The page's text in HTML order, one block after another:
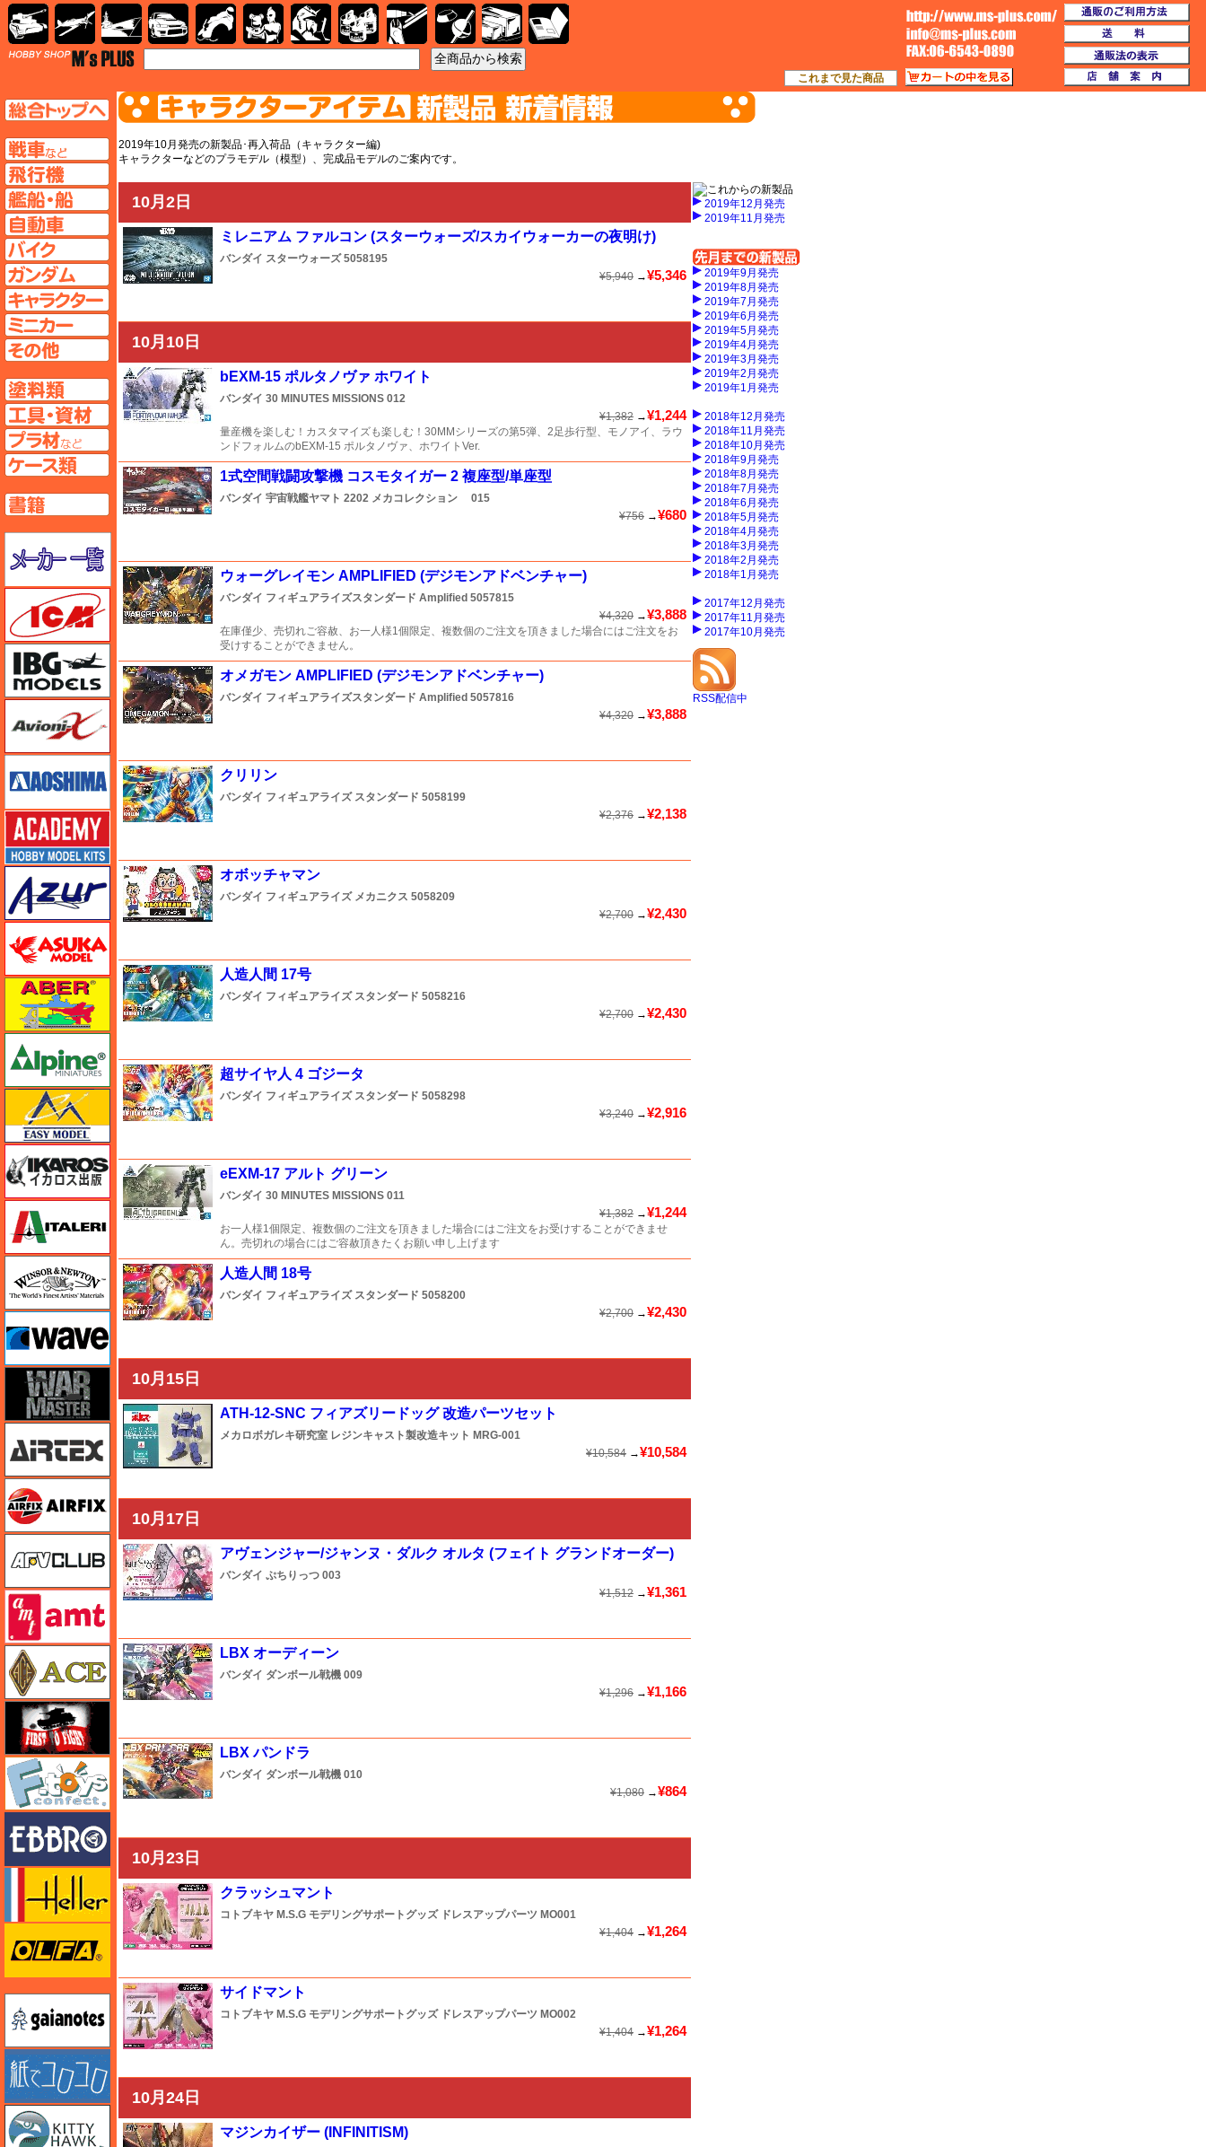
2019年10月発売の新製品･再入荷品（キャラクター編)
キャラクターなどのプラモデル（模型）、完成品モデルのご案内です。
10月2日
ミレニアム ファルコン (スターウォーズ/スカイウォーカーの夜明け)
バンダイ スターウォーズ5058195
¥5,940 →¥5,346
10月10日
bEXM-15 ポルタノヴァ ホワイト
バンダイ 30 MINUTES MISSIONS 012
¥1,382 →¥1,244
量産機を楽しむ！カスタマイズも楽しむ！30MMシリーズの第5弾、2足歩行型、モノアイ、ラウ
ンドフォルムのbEXM-15 ポルタノヴァ、ホワイトVer.
1式空間戦闘攻撃機 コスモタイガー 2 複座型/単座型
バンダイ 宇宙戦艦ヤマト 2202 メカコレクション
015
¥756 →¥680
ウォーグレイモン AMPLIFIED (デジモンアドベンチャー)
バンダイ フィギュアライズスタンダード Amplified 5057815
¥4,320 →¥3,888
在庫僅少、売切れご容赦、お一人様1個限定、複数個のご注文を頂きました場合にはご注文をお
受けすることができません。
オメガモン AMPLIFIED (デジモンアドベンチャー)
バンダイ フィギュアライズスタンダード Amplified 5057816
¥4,320 →¥3,888
クリリン
バンダイ フィギュアライズ スタンダード 5058199
¥2,376 →¥2,138
オボッチャマン
バンダイ フィギュアライズ メカニクス 5058209
¥2,700 →¥2,430
人造人間 17号
バンダイ フィギュアライズ スタンダード 5058216
¥2,700 →¥2,430
超サイヤ人 4 ゴジータ
バンダイ フィギュアライズ スタンダード 5058298
¥3,240 →¥2,916
eEXM-17 アルト グリーン
バンダイ 30 MINUTES MISSIONS 011
¥1,382 →¥1,244
お一人様1個限定、複数個のご注文を頂きました場合にはご注文をお受けすることができませ
ん。売切れの場合にはご容赦頂きたくお願い申し上げます
人造人間 18号
バンダイ フィギュアライズ スタンダード 5058200
¥2,700 →¥2,430
10月15日
ATH-12-SNC フィアズリードッグ 改造パーツセット
メカロボガレキ研究室 レジンキャスト製改造キット MRG-001
¥10,584 →¥10,584
10月17日
アヴェンジャー/ジャンヌ・ダルク オルタ (フェイト グランドオーダー)
バンダイ ぷちりっつ 003
¥1,512 →¥1,361
LBX オーディーン
バンダイ ダンボール戦機 009
¥1,296 →¥1,166
LBX パンドラ
バンダイ ダンボール戦機 010
¥1,080 →¥864
10月23日
クラッシュマント
コトブキヤ M.S.G モデリングサポートグッズ ドレスアップパーツ MO001
¥1,404 →¥1,264
サイドマント
コトブキヤ M.S.G モデリングサポートグッズ ドレスアップパーツ MO002
¥1,404 →¥1,264
10月24日
マジンカイザー (INFINITISM)
2019年12月発売
2019年11月発売
2019年9月発売
2019年8月発売
2019年7月発売
2019年6月発売
2019年5月発売
2019年4月発売
2019年3月発売
2019年2月発売
2019年1月発売
2018年12月発売
2018年11月発売
2018年10月発売
2018年9月発売
2018年8月発売
2018年7月発売
2018年6月発売
2018年5月発売
2018年4月発売
2018年3月発売
2018年2月発売
2018年1月発売
2017年12月発売
2017年11月発売
2017年10月発売
RSS配信中
TOPページへ
AFV
艦船ページへ
自動車ページへ
バイクページへ
ガンダムページへ
ミニカーページへ
その他ページへ
塗料ページへ
工具ページへ
ケースページへ
書籍ページへ
ICM
Avioni-X（アヴィオニクス）
アオシマ
アカデミー
アズール
アベール
イージーモデル
イタレリ
ウインザー＆ニュートン
ウェーブ
ウォーマスターズ
エアテックス
AFVクラブ
amt
エース
エフトイズ
オルファ
ガイアノーツ
AFV 飛行機 艦船 自動車 バイク キャラクターガンダム 塗料 工具 資材 ケース
これまで見た商品
カートの中を見る